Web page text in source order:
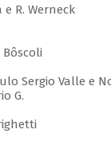
R. Werneck
Sergio Valle e
G.